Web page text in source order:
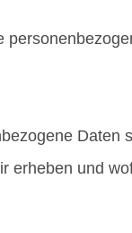
Daten
erheben und